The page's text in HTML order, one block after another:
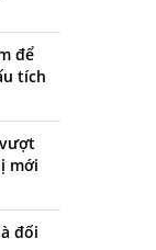
để
tích
mới
đối